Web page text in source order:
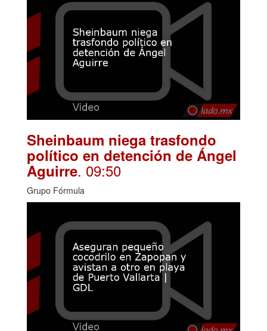
Sheinbaum niega trasfondo
político en detención de Ángel
Aguirre. 09:50
Grupo Fórmula